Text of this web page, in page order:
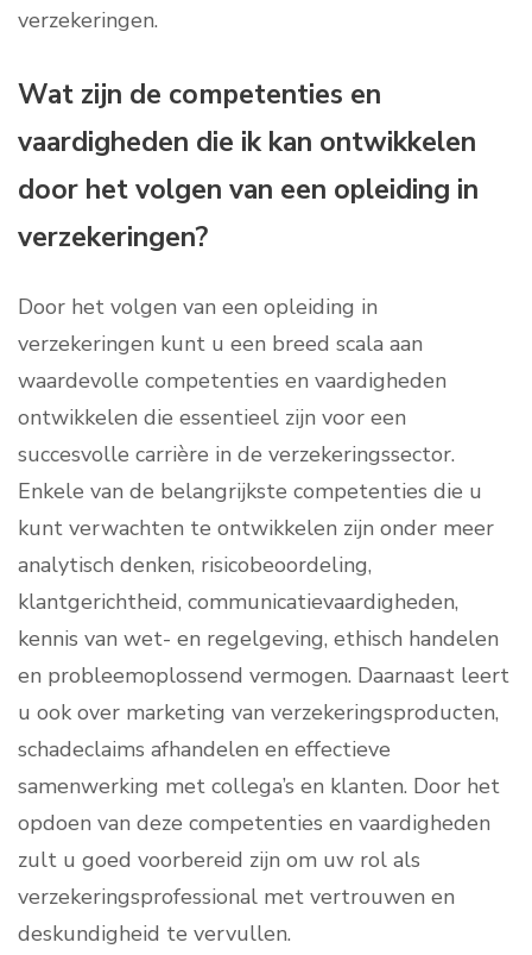
verzekeringen.
Wat zijn de competenties en
vaardigheden die ik kan ontwikkelen
door het volgen van een opleiding in
verzekeringen?
Door het volgen van een opleiding in
verzekeringen kunt u een breed scala aan
waardevolle competenties en vaardigheden
ontwikkelen die essentieel zijn voor een
succesvolle carrière in de verzekeringssector.
Enkele van de belangrijkste competenties die u
kunt verwachten te ontwikkelen zijn onder meer
analytisch denken, risicobeoordeling,
klantgerichtheid, communicatievaardigheden,
kennis van wet- en regelgeving, ethisch handelen
en probleemoplossend vermogen. Daarnaast leert
u ook over marketing van verzekeringsproducten,
schadeclaims afhandelen en effectieve
samenwerking met collega’s en klanten. Door het
opdoen van deze competenties en vaardigheden
zult u goed voorbereid zijn om uw rol als
verzekeringsprofessional met vertrouwen en
deskundigheid te vervullen.